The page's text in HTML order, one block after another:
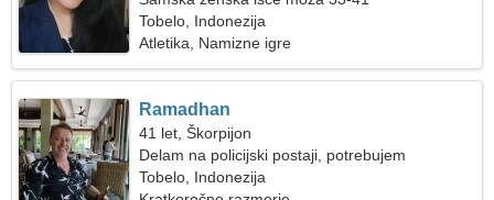
Tobelo, Indonezija
Atletika, Namizne igre
Ramadhan
41 let, Škorpijon
Delam na policijski postaji, potrebujem
spektakularno žensko
Tobelo, Indonezija